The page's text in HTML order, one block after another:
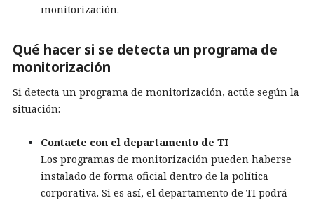
monitorización.
Qué hacer si se detecta un programa de
monitorización
Si detecta un programa de monitorización, actúe según la
situación:
Contacte con el departamento de TI
Los programas de monitorización pueden haberse
instalado de forma oficial dentro de la política
corporativa. Si es así, el departamento de TI podrá